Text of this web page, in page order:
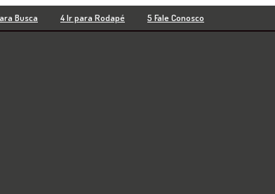
Busca 4 Ir para Rodapé 5 Fale Conosco